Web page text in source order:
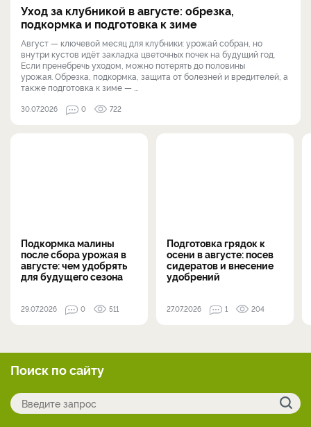
Уход за клубникой в августе: обрезка,
подкормка и подготовка к зиме
Август — ключевой месяц для клубники: урожай собран, но
внутри кустов идёт закладка цветочных почек на будущий год.
Если пренебречь уходом, можно потерять до половины
урожая. Обрезка, подкормка, защита от болезней и вредителей, а
также подготовка к зиме — ...
30.07.2026 0 722
Подкормка малины
после сбора урожая в
августе: чем удобрять
для будущего сезона
29.07.2026 0 511
Подготовка грядок к
осени в августе: посев
сидератов и внесение
удобрений
27.07.2026 1 204
Поиск по сайту